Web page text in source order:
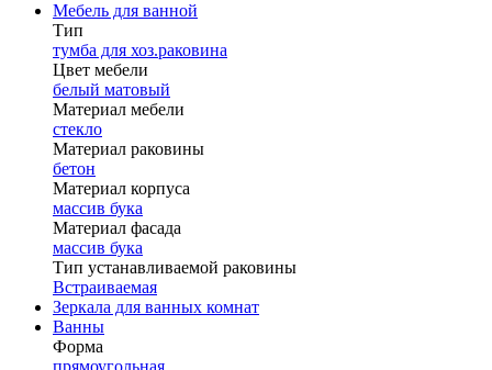
Мебель для ванной
Тип
тумба для хоз.раковина
Цвет мебели
белый матовый
Материал мебели
стекло
Материал раковины
бетон
Материал корпуса
массив бука
Материал фасада
массив бука
Тип устанавливаемой раковины
Встраиваемая
Зеркала для ванных комнат
Ванны
Форма
прямоугольная